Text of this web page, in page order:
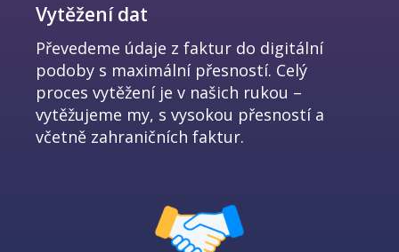
Vytěžení dat
Převedeme údaje z faktur do digitální
podoby s maximální přesností. Celý
proces vytěžení je v našich rukou –
vytěžujeme my, s vysokou přesností a
včetně zahraničních faktur.